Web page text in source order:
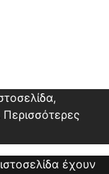
Περισσότερες
έχουν